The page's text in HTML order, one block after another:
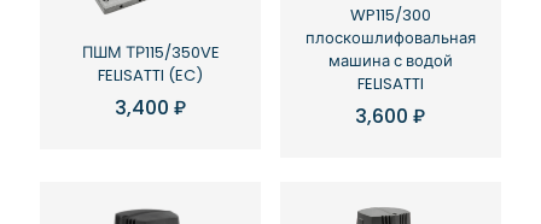
ПШМ ТР115/350VE
FELISATTI (EC)
3,400₽
WP115/300
плоскошлифовальная
машина с водой
FELISATTI
3,600₽